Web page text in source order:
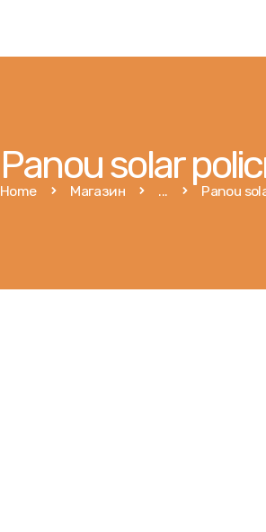
Panou solar
Home Магазин ... Panou